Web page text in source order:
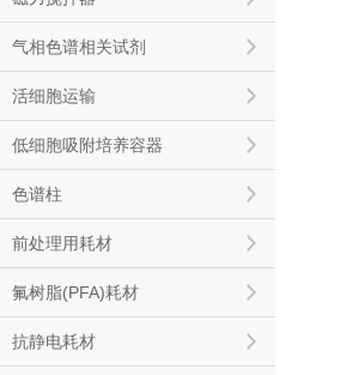
气相色谱相关试剂
活细胞运输
低细胞吸附培养容器
色谱柱
前处理用耗材
氟树脂(PFA)耗材
抗静电耗材